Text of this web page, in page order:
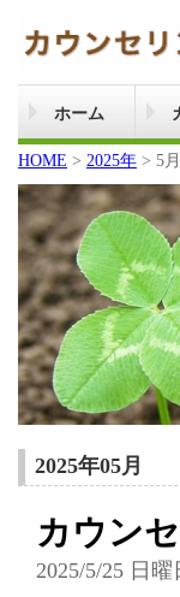
ホーム
HOME > 2025年 > 5月
2025年05月
カウン
2025/5/25 日曜